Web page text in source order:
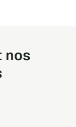
nos